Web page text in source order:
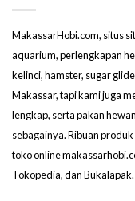
MakassarHobi.com, situs
aquarium, perlengkapan
kelinci, hamster, sugar
Makassar, tapi kami juga
lengkap, serta pakan
sebagainya. Ribuan
toko online
Tokopedia, dan Bukalapak.